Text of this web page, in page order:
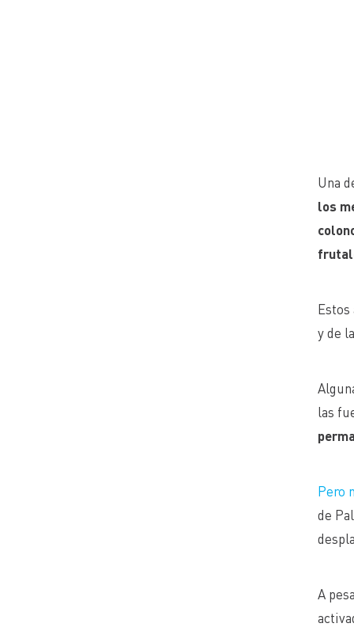
Una
los
Estos
y de
las
Pero
de
A